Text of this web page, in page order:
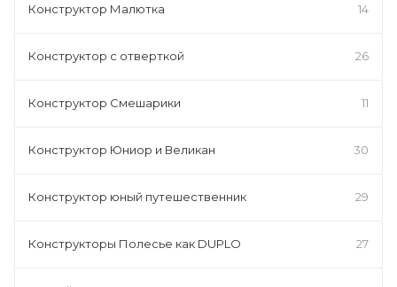
Конструктор Малютка 14
Конструктор с отверткой 26
Конструктор Смешарики 11
Конструктор Юниор и Великан 30
Конструктор юный путешественник 29
Конструкторы Полесье как DUPLO 27